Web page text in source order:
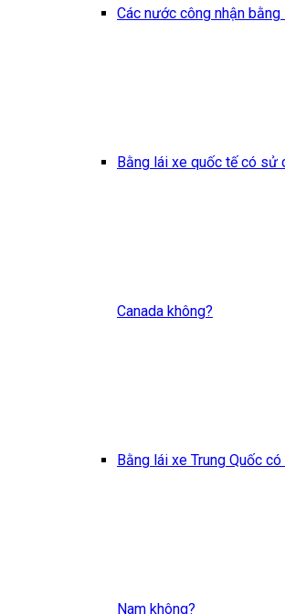
Các nước công nhận
Bằng lái xe quốc tế có sử
Canada không?
Bằng lái xe Trung Quốc
Nam không?